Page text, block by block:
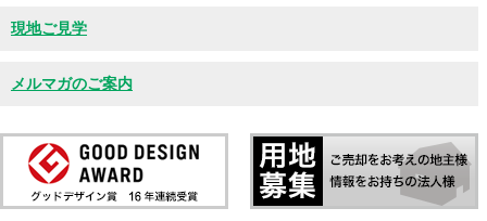
現地ご見学
メルマガのご案内